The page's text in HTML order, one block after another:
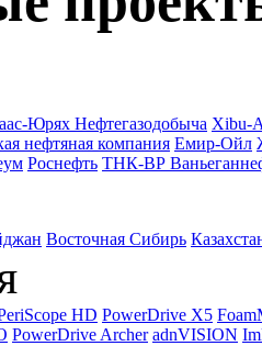
Юрях Нефтегазодобыча Xibu-
нефтяная компания Емир-Ойл
Роснефть ТНК-ВР
Восточная Сибирь
HD PowerDrive X5
PowerDrive Archer adnVISION